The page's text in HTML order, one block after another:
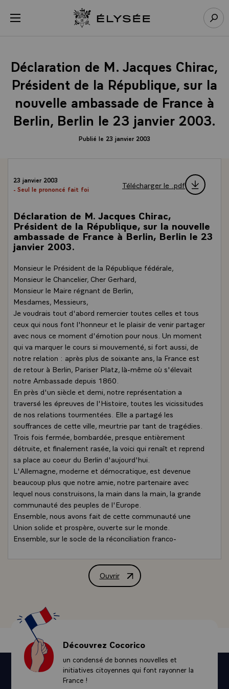
menu Retour à l’accueil Élysée
Déclaration de M. Jacques Chirac,
Président de la République, sur la
nouvelle ambassade de France à
Berlin, Berlin le 23 janvier 2003.
Publié le 23 janvier 2003
23 janvier 2003
- Seul le prononcé fait foi
Télécharger le .pdf
Déclaration de M. Jacques Chirac,
Président de la République, sur la nouvelle
ambassade de France à Berlin, Berlin le 23
janvier 2003.
Monsieur le Président de la République fédérale,
Monsieur le Chancelier, Cher Gerhard,
Monsieur le Maire régnant de Berlin,
Mesdames, Messieurs,
Je voudrais tout d'abord remercier toutes celles et tous
ceux qui nous font l'honneur et le plaisir de venir partager
avec nous ce moment d'émotion pour nous. Un moment
qui va marquer le cours si mouvementé, si fort aussi, de
notre relation : après plus de soixante ans, la France est
de retour à Berlin, Pariser Platz, là-même où s'élevait
notre Ambassade depuis 1860.
En près d'un siècle et demi, notre représentation a
traversé les épreuves de l'Histoire, toutes les vicissitudes
de nos relations tourmentées. Elle a partagé les
souffrances de cette ville, meurtrie par tant de tragédies.
Trois fois fermée, bombardée, presque entièrement
détruite, et finalement rasée, la voici qui renaît et reprend
sa place au coeur du Berlin d'aujourd'hui.
L'Allemagne, moderne et démocratique, est devenue
beaucoup plus que notre amie, notre partenaire avec
lequel nous construisons, la main dans la main, la grande
communauté des peuples de l'Europe.
Ensemble, nous avons fait de cette communauté une
Union solide et prospère, ouverte sur le monde.
Ensemble, sur le socle de la réconciliation franco-
travaillons ardemment à renforcer, à approfondir l'Union
européenne, à la doter d'institutions à sa mesure pour lui
de porter ses idéaux et ses valeurs sur la scène
internationale.
Nous avons construit la paix, enfin, après des siècles où
nos deux peuples se sont affrontés jusqu'à l'épuisement.
Il existe entre nous une amitié solide. Nous nous
admirons, nous nous fascinons, nous nous attirons par la
pensée et par l'esprit. La coopération franco-allemande,
qui a emmené déjà si loin l'aventure européenne, va la
Ouvrir
Déclaration de M. Jacques Chirac,
Découvrez Cocorico
un condensé de bonnes nouvelles et
initiatives citoyennes qui font rayonner la
France !
Panneau de gestion des cookies